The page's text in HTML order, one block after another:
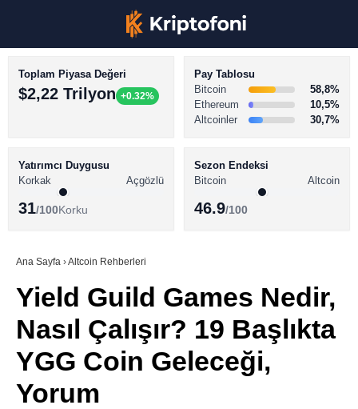
Youtube
TikTok
Pinterest
BİTCOİN HABERLERİ
ALTCOİN HABERLERİ
SÖZLÜK
Toplam Piyasa Değeri
$2,22 Trilyon +0.32%
Pay Tablosu
Bitcoin
58,8%
Ethereum
10,5%
Altcoinler
30,7%
Yatırımcı Duygusu
Korkak
Açgözlü
31/100Korku
Sezon Endeksi
Bitcoin
Altcoin
46.9/100
Ana Sayfa ›Altcoin Rehberleri
Yield Guild Games Nedir,
Nasıl Çalışır? 19 Başlıkta
YGG Coin Geleceği,
Yorum